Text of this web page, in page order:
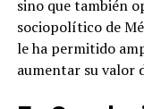
sino que también
sociopolítico de
le ha permitido
aumentar su valor